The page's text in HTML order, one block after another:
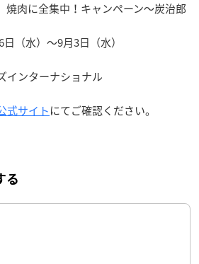
焼肉に全集中！キャンペーン〜炭治郎
（水）〜9月3日（水）
インターナショナル
式サイトにてご確認ください。
る